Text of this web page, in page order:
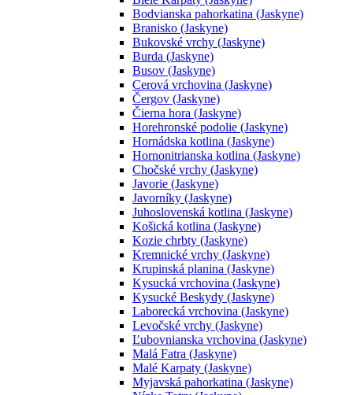
Bodvianska pahorkatina (Jaskyne)
Branisko (Jaskyne)
Bukovské vrchy (Jaskyne)
Burda (Jaskyne)
Busov (Jaskyne)
Cerová vrchovina (Jaskyne)
Čergov (Jaskyne)
Čierna hora (Jaskyne)
Horehronské podolie (Jaskyne)
Hornádska kotlina (Jaskyne)
Hornonitrianska kotlina (Jaskyne)
Chočské vrchy (Jaskyne)
Javorie (Jaskyne)
Javorníky (Jaskyne)
Juhoslovenská kotlina (Jaskyne)
Košická kotlina (Jaskyne)
Kozie chrbty (Jaskyne)
Kremnické vrchy (Jaskyne)
Krupinská planina (Jaskyne)
Kysucká vrchovina (Jaskyne)
Kysucké Beskydy (Jaskyne)
Laborecká vrchovina (Jaskyne)
Levočské vrchy (Jaskyne)
Ľubovnianska vrchovina (Jaskyne)
Malá Fatra (Jaskyne)
Malé Karpaty (Jaskyne)
Myjavská pahorkatina (Jaskyne)